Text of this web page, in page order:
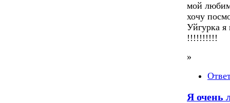
мой
хочу
Уйгурка
!!!!!!!!!!
»
Я очень